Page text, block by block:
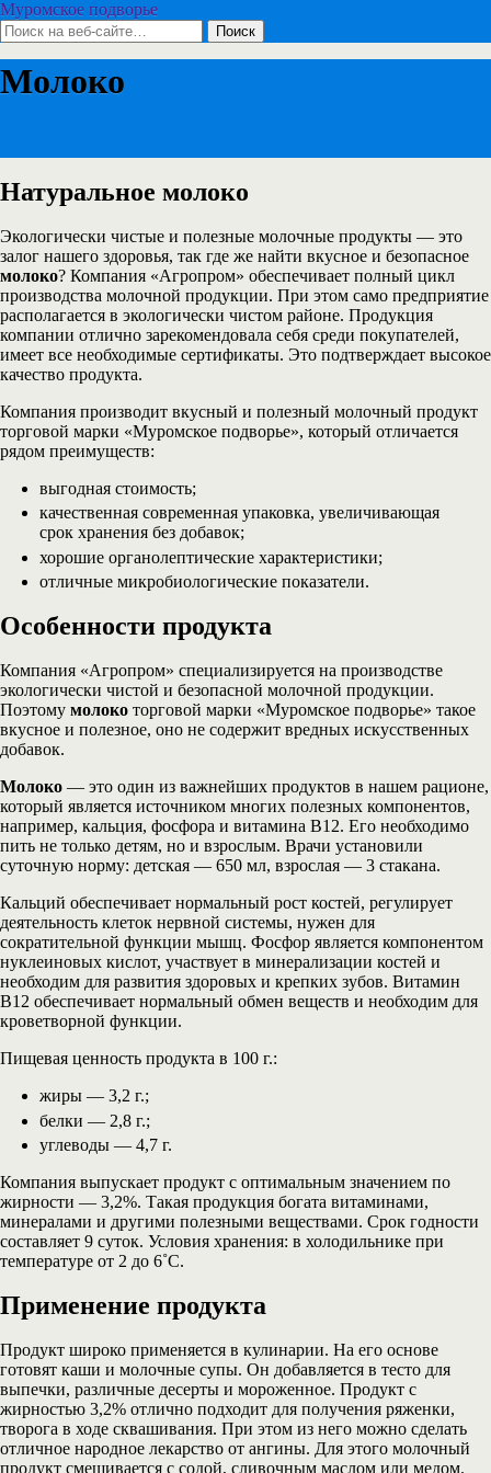
Муромское подворье
Молоко
Натуральное молоко
Экологически чистые и полезные молочные продукты — это
залог нашего здоровья, так где же найти вкусное и безопасное
молоко? Компания «Агропром» обеспечивает полный цикл
производства молочной продукции. При этом само предприятие
располагается в экологически чистом районе. Продукция
компании отлично зарекомендовала себя среди покупателей,
имеет все необходимые сертификаты. Это подтверждает высокое
качество продукта.
Компания производит вкусный и полезный молочный продукт
торговой марки «Муромское подворье», который отличается
рядом преимуществ:
выгодная стоимость;
качественная современная упаковка, увеличивающая
срок хранения без добавок;
хорошие органолептические характеристики;
отличные микробиологические показатели.
Особенности продукта
Компания «Агропром» специализируется на производстве
экологически чистой и безопасной молочной продукции.
Поэтому молоко торговой марки «Муромское подворье» такое
вкусное и полезное, оно не содержит вредных искусственных
добавок.
Молоко — это один из важнейших продуктов в нашем рационе,
который является источником многих полезных компонентов,
например, кальция, фосфора и витамина В12. Его необходимо
пить не только детям, но и взрослым. Врачи установили
суточную норму: детская — 650 мл, взрослая — 3 стакана.
Кальций обеспечивает нормальный рост костей, регулирует
деятельность клеток нервной системы, нужен для
сократительной функции мышц. Фосфор является компонентом
нуклеиновых кислот, участвует в минерализации костей и
необходим для развития здоровых и крепких зубов. Витамин
В12 обеспечивает нормальный обмен веществ и необходим для
кроветворной функции.
Пищевая ценность продукта в 100 г.:
жиры — 3,2 г.;
белки — 2,8 г.;
углеводы — 4,7 г.
Компания выпускает продукт с оптимальным значением по
жирности — 3,2%. Такая продукция богата витаминами,
минералами и другими полезными веществами. Срок годности
составляет 9 суток. Условия хранения: в холодильнике при
температуре от 2 до 6˚C.
Применение продукта
Продукт широко применяется в кулинарии. На его основе
готовят каши и молочные супы. Он добавляется в тесто для
выпечки, различные десерты и мороженное. Продукт с
жирностью 3,2% отлично подходит для получения ряженки,
творога в ходе сквашивания. При этом из него можно сделать
отличное народное лекарство от ангины. Для этого молочный
продукт смешивается с содой, сливочным маслом или медом.